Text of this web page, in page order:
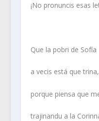
¡No pronuncis esas
Que la pobri de Sofía
a vecis está que trina,
porque piensa que
trajinandu a la